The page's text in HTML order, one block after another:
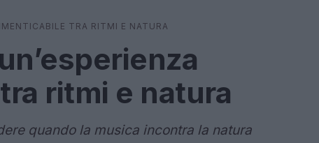
TRA RITMI E NATURA
ritmi e natura
quando la musica incontra la natura